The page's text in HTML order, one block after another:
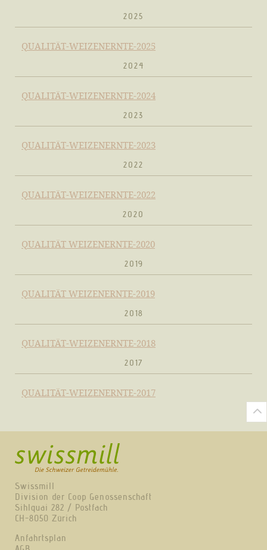
2025
QUALITÄT-WEIZENERNTE-2025
2024
QUALITÄT-WEIZENERNTE-2024
2023
QUALITÄT-WEIZENERNTE-2023
2022
QUALITÄT-WEIZENERNTE-2022
2020
QUALITÄT WEIZENERNTE-2020
2019
QUALITÄT WEIZENERNTE-2019
2018
QUALITÄT-WEIZENERNTE-2018
2017
QUALITÄT-WEIZENERNTE-2017
Swissmill
Division der Coop Genossenschaft
Sihlquai 282 / Postfach
CH-8050 Zürich
Anfahrtsplan